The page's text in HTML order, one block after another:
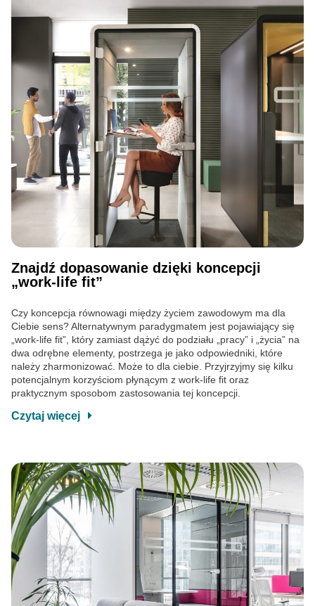
Znajdź dopasowanie dzięki koncepcji
„work-life fit”
Czy koncepcja równowagi między życiem zawodowym ma dla
Ciebie sens? Alternatywnym paradygmatem jest pojawiający się
„work-life fit”, który zamiast dążyć do podziału „pracy” i „życia” na
dwa odrębne elementy, postrzega je jako odpowiedniki, które
należy zharmonizować. Może to dla ciebie. Przyjrzyjmy się kilku
potencjalnym korzyściom płynącym z work-life fit oraz
praktycznym sposobom zastosowania tej koncepcji.
Czytaj więcej